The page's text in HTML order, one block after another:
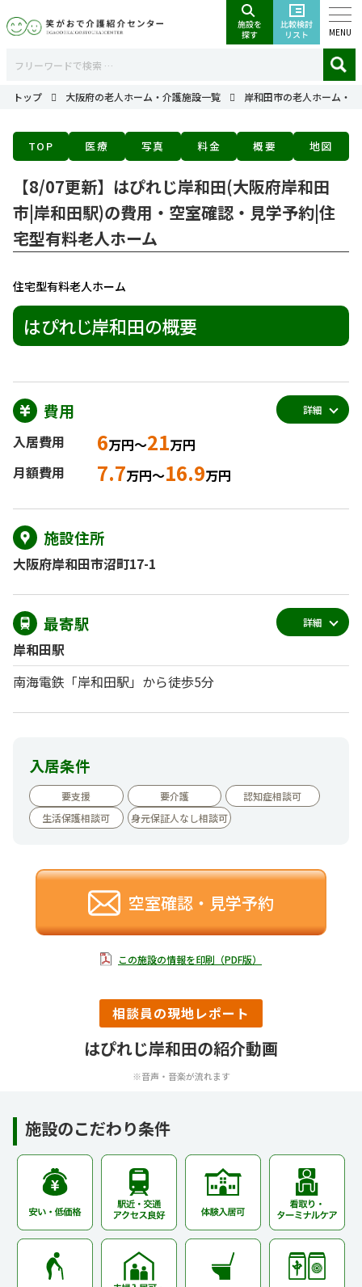
MENU
トップ 大阪府の老人ホーム・介護施設一覧 岸和田市の老人ホーム・
TOP 医療 写真 料金 概要 地図
【8/07更新】はぴれじ岸和田(大阪府岸和田
市|岸和田駅)の費用・空室確認・見学予約|住
宅型有料老人ホーム
住宅型有料老人ホーム
はぴれじ岸和田の概要
費用
入居費用 6万円～21万円
月額費用
7.7万円～16.9万円
詳細
施設住所
大阪府岸和田市沼町17-1
最寄駅
岸和田駅
南海電鉄「岸和田駅」から徒歩5分
詳細
入居条件
要支援 要介護
認知症相談可
生活保護相談可
身元保証人なし相談可
空室確認・見学予約
この施設の情報を印刷（PDF版）
相談員の現地レポート
はぴれじ岸和田の紹介動画
※音声・音楽が流れます
施設のこだわり条件